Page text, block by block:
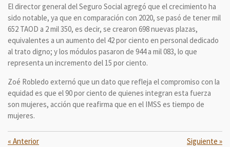
El director general del Seguro Social agregó que el crecimiento ha
sido notable, ya que en comparación con 2020, se pasó de tener mil
652 TAOD a 2 mil 350, es decir, se crearon 698 nuevas plazas,
equivalentes a un aumento del 42 por ciento en personal dedicado
al trato digno; y los módulos pasaron de 944 a mil 083, lo que
representa un incremento del 15 por ciento.
Zoé Robledo externó que un dato que refleja el compromiso con la
equidad es que el 90 por ciento de quienes integran esta fuerza
son mujeres, acción que reafirma que en el IMSS es tiempo de
mujeres.
« Anterior Siguiente »